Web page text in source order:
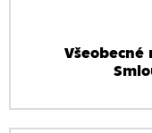
Všeobecné